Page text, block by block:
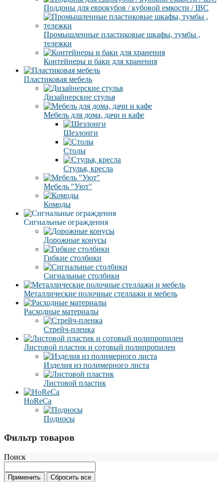
Поддоны для еврокубов / кубовой емкости / IBC
Промышленные пластиковые шкафы, тумбы ,
тележки
Контейнеры и баки для хранения
Пластиковая мебель
Дизайнерские стулья
Мебель для дома, дачи и кафе
Шезлонги
Столы
Стулья, кресла
Мебель "Уют"
Комоды
Сигнальные ограждения
Дорожные конусы
Гибкие столбики
Сигнальные столбики
Металлические полочные стеллажи и мебель
Расходные материалы
Стрейч-пленка
Листовой пластик и сотовый полипропилен
Изделия из полимерного листа
Листовой пластик
HoReCa
Подносы
Фильтр товаров
Поиск